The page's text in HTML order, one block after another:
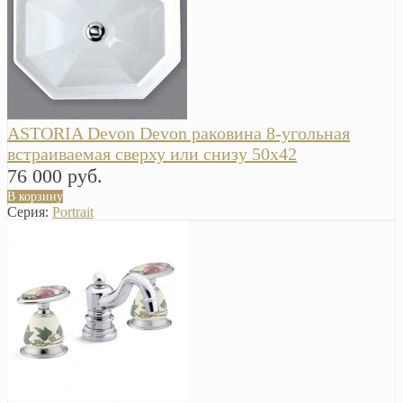
ASTORIA Devon Devon раковина 8-угольная
встраиваемая сверху или снизу 50х42
76 000 руб.
В корзину
Серия: Portrait